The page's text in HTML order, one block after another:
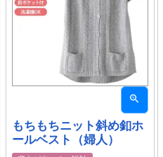
もちもちニット斜め釦ホ
ールベスト（婦人）